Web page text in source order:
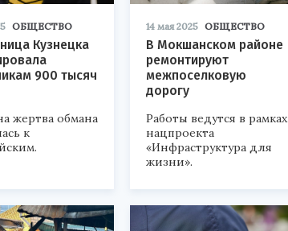
ОБЩЕСТВО
Кузнецка
900 тысяч
жертва обмана
к
14 мая 2025 ОБЩЕСТВО
В Мокшанском районе
ремонтируют
межпоселковую
дорогу
Работы ведутся в рамках
нацпроекта
«Инфраструктура для
жизни».